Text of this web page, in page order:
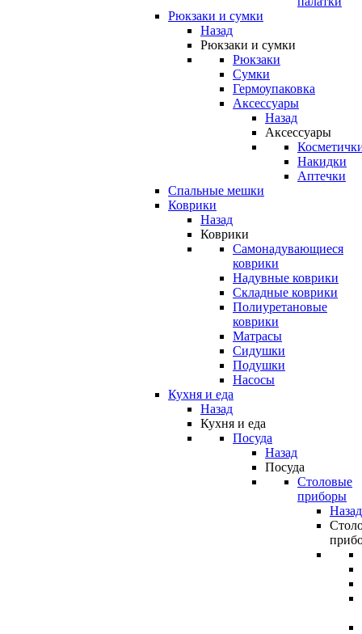
Рюкзаки и сумки
Назад
Рюкзаки и сумки
Рюкзаки
Сумки
Гермоупаковка
Аксессуары
Назад
Аксессуары
Накидки
Аптечки
Спальные мешки
Коврики
Назад
Коврики
Самонадувающиеся
коврики
Надувные коврики
Складные коврики
Полиуретановые
коврики
Матрасы
Сидушки
Подушки
Насосы
Кухня и еда
Назад
Кухня и еда
Посуда
Назад
Посуда
Столовые
приборы
Назад